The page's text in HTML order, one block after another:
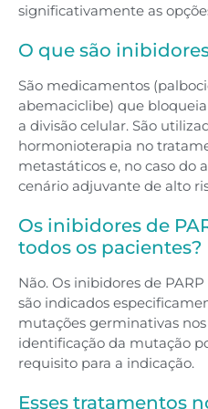
significativamente as
O que são
São medicamentos
abemaciclibe) que
a divisão celular. São
hormonioterapia no
metastáticos e, no caso do
cenário adjuvante de alto
Os inibidores de
todos os pacientes?
Não. Os inibidores de
são indicados
mutações germinativas nos
identificação da mutação
requisito para a indicação.
Esses tratamentos